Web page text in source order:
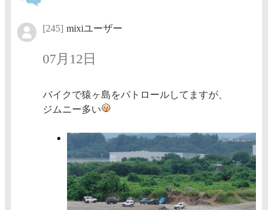
[245] mixiユーザー
07月12日
バイクで猿ヶ島をパトロールしてますが、
ジムニー多い